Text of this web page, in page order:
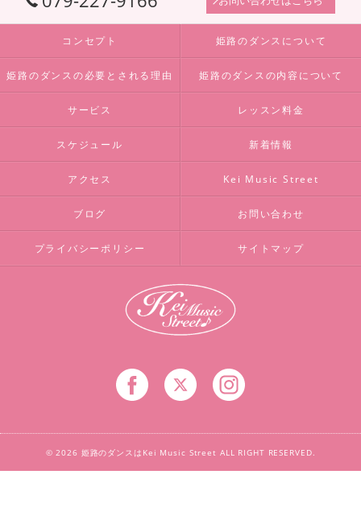
コンセプト 姫路のダンスについて
姫路のダンスの必要とされる理由 姫路のダンスの内容について
サービス レッスン料金
スケジュール 新着情報
アクセス Kei Music Street
ブログ お問い合わせ
プライバシーポリシー サイトマップ
© 2026 姫路のダンスはKei Music Street ALL RIGHT RESERVED.